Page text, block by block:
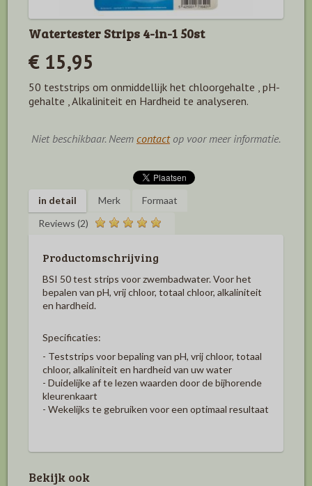
Watertester Strips 4-in-1 50st
€ 15,95
50 teststrips om onmiddellijk het chloorgehalte , pH-
gehalte , Alkaliniteit en Hardheid te analyseren.
Niet beschikbaar. Neem contactop voor meer informatie.
in detail Merk
Formaat
Reviews (2)
Productomschrijving
BSI 50 test strips voor zwembadwater. Voor het
bepalen van pH, vrij chloor, totaal chloor, alkaliniteit
en hardheid.
Specificaties:
- Teststrips voor bepaling van pH, vrij chloor, totaal
chloor, alkaliniteit en hardheid van uw water
- Duidelijke af te lezen waarden door de bijhorende
kleurenkaart
- Wekelijks te gebruiken voor een optimaal resultaat
Bekijk ook